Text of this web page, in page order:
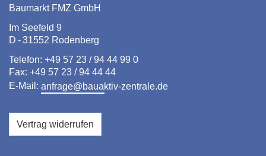
Baumarkt FMZ GmbH
Im Seefeld 9
D - 31552 Rodenberg
Telefon: +49 57 23 / 94 44 99 0
Fax: +49 57 23 / 94 44 44
E-Mail: anfrage@bauaktiv-zentrale.de
Vertrag widerrufen